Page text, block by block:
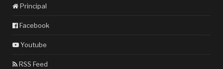
Principal
Facebook
Youtube
RSS Feed